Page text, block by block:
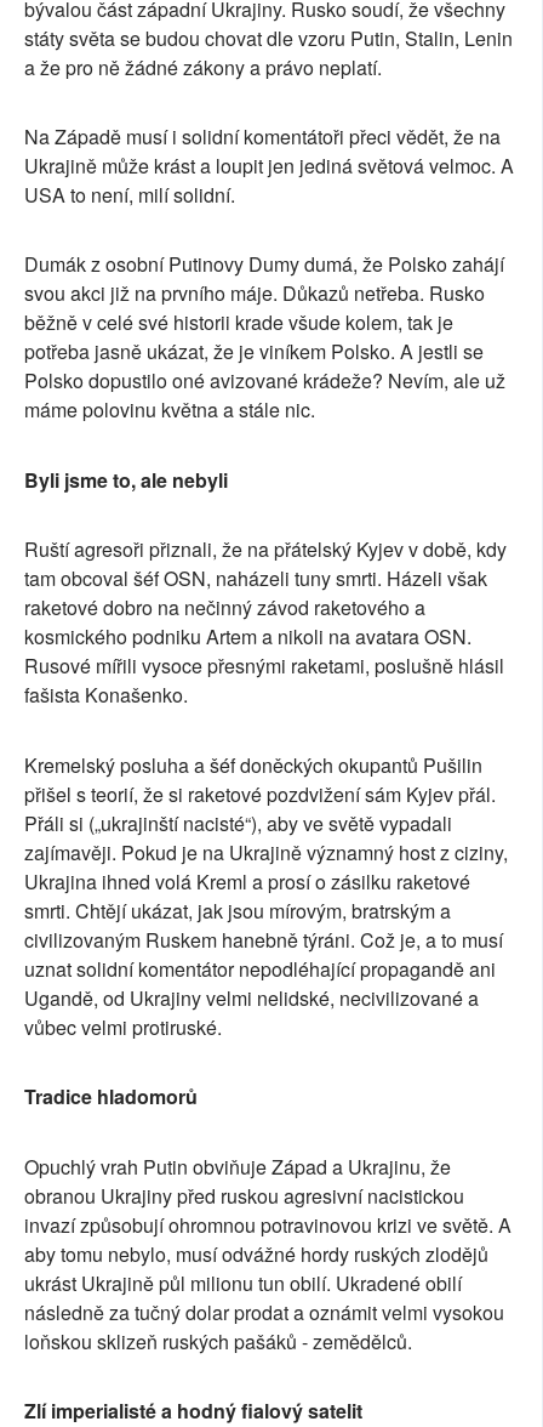
bývalou část západní Ukrajiny. Rusko soudí, že všechny
státy světa se budou chovat dle vzoru Putin, Stalin, Lenin
a že pro ně žádné zákony a právo neplatí.
Na Západě musí i solidní komentátoři přeci vědět, že na
Ukrajině může krást a loupit jen jediná světová velmoc. A
USA to není, milí solidní.
Dumák z osobní Putinovy Dumy dumá, že Polsko zahájí
svou akci již na prvního máje. Důkazů netřeba. Rusko
běžně v celé své historii krade všude kolem, tak je
potřeba jasně ukázat, že je viníkem Polsko. A jestli se
Polsko dopustilo oné avizované krádeže? Nevím, ale už
máme polovinu května a stále nic.
Byli jsme to, ale nebyli
Ruští agresoři přiznali, že na přátelský Kyjev v době, kdy
tam obcoval šéf OSN, naházeli tuny smrti. Házeli však
raketové dobro na nečinný závod raketového a
kosmického podniku Artem a nikoli na avatara OSN.
Rusové mířili vysoce přesnými raketami, poslušně hlásil
fašista Konašenko.
Kremelský posluha a šéf doněckých okupantů Pušilin
přišel s teorií, že si raketové pozdvižení sám Kyjev přál.
Přáli si („ukrajinští nacisté“), aby ve světě vypadali
zajímavěji. Pokud je na Ukrajině významný host z ciziny,
Ukrajina ihned volá Kreml a prosí o zásilku raketové
smrti. Chtějí ukázat, jak jsou mírovým, bratrským a
civilizovaným Ruskem hanebně týráni. Což je, a to musí
uznat solidní komentátor nepodléhající propagandě ani
Ugandě, od Ukrajiny velmi nelidské, necivilizované a
vůbec velmi protiruské.
Tradice hladomorů
Opuchlý vrah Putin obviňuje Západ a Ukrajinu, že
obranou Ukrajiny před ruskou agresivní nacistickou
invazí způsobují ohromnou potravinovou krizi ve světě. A
aby tomu nebylo, musí odvážné hordy ruských zlodějů
ukrást Ukrajině půl milionu tun obilí. Ukradené obilí
následně za tučný dolar prodat a oznámit velmi vysokou
loňskou sklizeň ruských pašáků - zemědělců.
Zlí imperialisté a hodný fialový satelit